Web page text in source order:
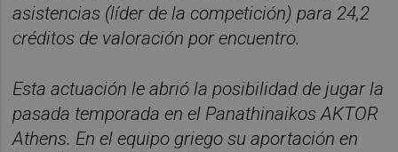
asistencias (líder de la competición) para 24,2
créditos de valoración por encuentro.
Esta actuación le abrió la posibilidad de jugar la
pasada temporada en el Panathinaikos AKTOR
Athens. En el equipo griego su aportación en